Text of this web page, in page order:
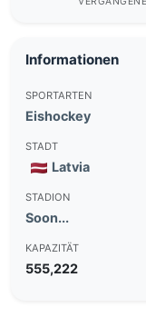
Informationen
SPORTARTEN
Eishockey
STADT
Latvia
STADION
Soon...
KAPAZITÄT
555,222